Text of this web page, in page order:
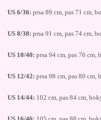
US 6/36: prsa 89 cm, pas 71 cm,
US 8/38: prsa 91 cm, pas 74 cm,
US 10/40: prsa 94 cm, pas 76 cm,
US 12/42: prsa 98 cm, pas 80 cm,
US 14/44: 102 cm, pas 84 cm,